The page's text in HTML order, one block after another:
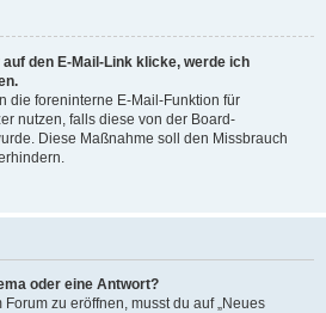
den E-Mail-Link klicke, werde ich
die foreninterne E-Mail-Funktion für
nutzen, falls diese von der Board-
Diese Maßnahme soll den Missbrauch
oder eine Antwort?
zu eröffnen, musst du auf „Neues